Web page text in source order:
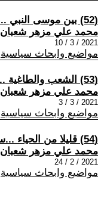
(52) بين موسى النبي ... وموسى الوصي .
محمد علي مزهر شعبان
2021 / 3 / 10
مواضيع وابحاث سياسية
(53) الشعب والطاغية ... إرادتان متضادتان
محمد علي مزهر شعبان
2021 / 3 / 3
مواضيع وابحاث سياسية
(54) قليلا من الحياء ...سادتنا الامراء
محمد علي مزهر شعبان
2021 / 2 / 24
مواضيع وابحاث سياسية